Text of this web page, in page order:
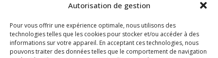
Autorisation de gestion
Pour vous offrir une expérience optimale, nous utilisons des
technologies telles que les cookies pour stocker et/ou accéder à des
informations sur votre appareil. En acceptant ces technologies, nous
pouvons traiter des données telles que le comportement de navigation